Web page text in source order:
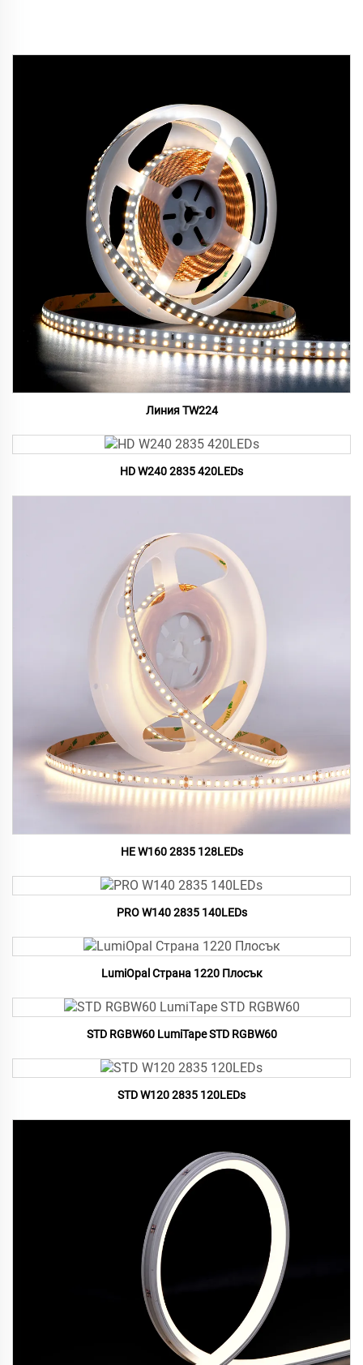
Линия TW224
HD W240 2835 420LEDs
HE W160 2835 128LEDs
PRO W140 2835 140LEDs
LumiOpal Страна 1220 Плосък
STD RGBW60 LumiTape STD RGBW60
STD W120 2835 120LEDs